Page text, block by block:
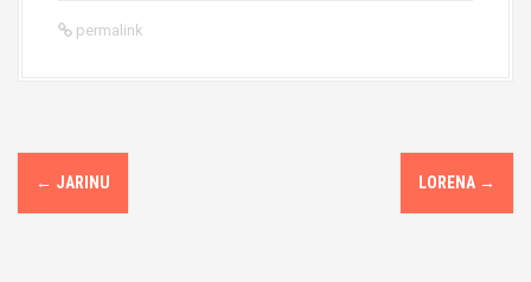
permalink
P
o
← JARINU LORENA →